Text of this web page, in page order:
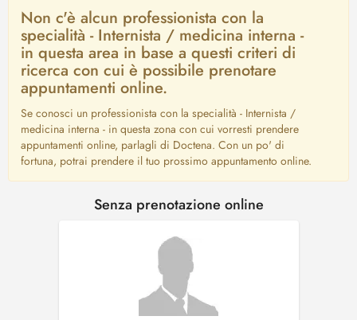
Non c'è alcun professionista con la
specialità - Internista / medicina interna -
in questa area in base a questi criteri di
ricerca con cui è possibile prenotare
appuntamenti online.
Se conosci un professionista con la specialità - Internista /
medicina interna - in questa zona con cui vorresti prendere
appuntamenti online, parlagli di Doctena. Con un po' di
fortuna, potrai prendere il tuo prossimo appuntamento online.
Senza prenotazione online